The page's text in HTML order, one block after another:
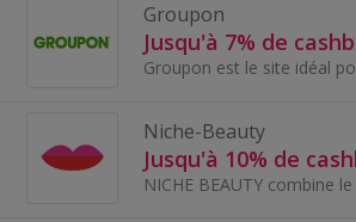
Groupon
Jusqu'à 7% de
Niche-Beauty
Jusqu'à 10% de